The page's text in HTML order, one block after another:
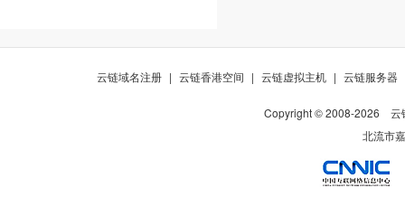
云链域名注册 | 云链香港空间 | 云链虚拟主机 | 云链服务器
Copyright © 2008-2026
云
北流市